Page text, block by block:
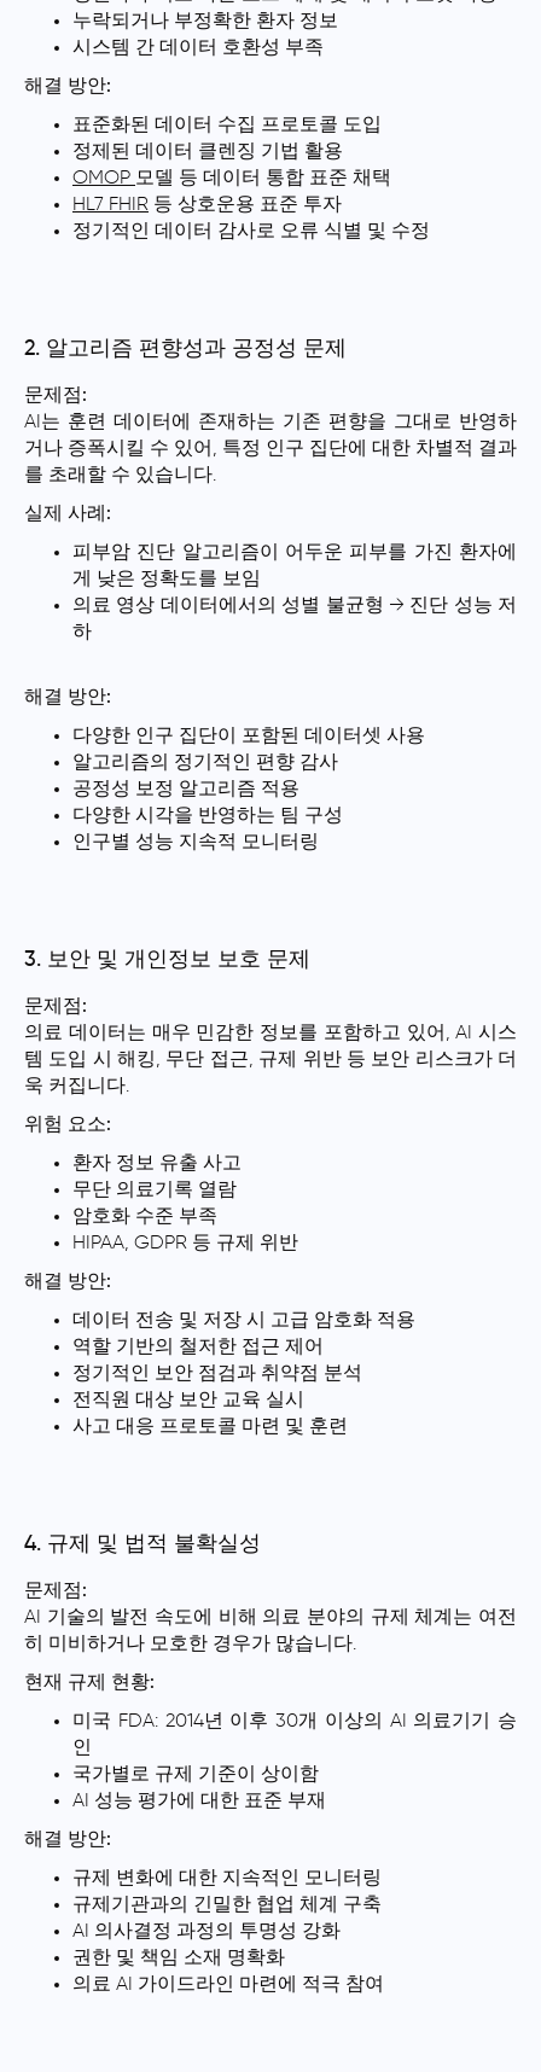
누락되거나 부정확한 환자 정보
시스템 간 데이터 호환성 부족
해결 방안:
표준화된 데이터 수집 프로토콜 도입
정제된 데이터 클렌징 기법 활용
OMOP 모델 등 데이터 통합 표준 채택
HL7 FHIR 등 상호운용 표준 투자
정기적인 데이터 감사로 오류 식별 및 수정
2. 알고리즘 편향성과 공정성 문제
문제점:
AI는 훈련 데이터에 존재하는 기존 편향을 그대로 반영하
거나 증폭시킬 수 있어, 특정 인구 집단에 대한 차별적 결과
를 초래할 수 있습니다.
실제 사례:
피부암 진단 알고리즘이 어두운 피부를 가진 환자에
게 낮은 정확도를 보임
의료 영상 데이터에서의 성별 불균형 → 진단 성능 저
하
해결 방안:
다양한 인구 집단이 포함된 데이터셋 사용
알고리즘의 정기적인 편향 감사
공정성 보정 알고리즘 적용
다양한 시각을 반영하는 팀 구성
인구별 성능 지속적 모니터링
3. 보안 및 개인정보 보호 문제
문제점:
의료 데이터는 매우 민감한 정보를 포함하고 있어, AI 시스
템 도입 시 해킹, 무단 접근, 규제 위반 등 보안 리스크가 더
욱 커집니다.
위험 요소:
환자 정보 유출 사고
무단 의료기록 열람
암호화 수준 부족
HIPAA, GDPR 등 규제 위반
해결 방안:
데이터 전송 및 저장 시 고급 암호화 적용
역할 기반의 철저한 접근 제어
정기적인 보안 점검과 취약점 분석
전직원 대상 보안 교육 실시
사고 대응 프로토콜 마련 및 훈련
4. 규제 및 법적 불확실성
문제점:
AI 기술의 발전 속도에 비해 의료 분야의 규제 체계는 여전
히 미비하거나 모호한 경우가 많습니다.
현재 규제 현황:
미국 FDA: 2014년 이후 30개 이상의 AI 의료기기 승
인
국가별로 규제 기준이 상이함
AI 성능 평가에 대한 표준 부재
해결 방안:
규제 변화에 대한 지속적인 모니터링
규제기관과의 긴밀한 협업 체계 구축
AI 의사결정 과정의 투명성 강화
권한 및 책임 소재 명확화
의료 AI 가이드라인 마련에 적극 참여